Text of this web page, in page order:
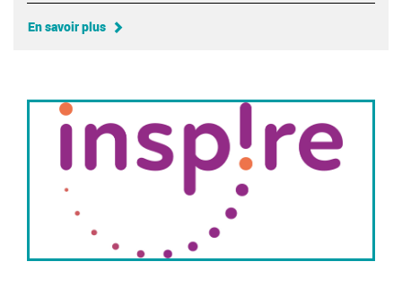
En savoir plus